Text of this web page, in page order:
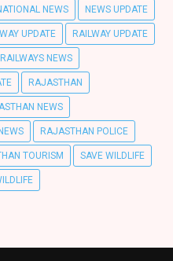
NEWS NEWS UPDATE
UPDATE RAILWAY UPDATE
RAILWAYS NEWS
RAJASTHAN
NEWS
RAJASTHAN POLICE
TOURISM SAVE WILDLIFE